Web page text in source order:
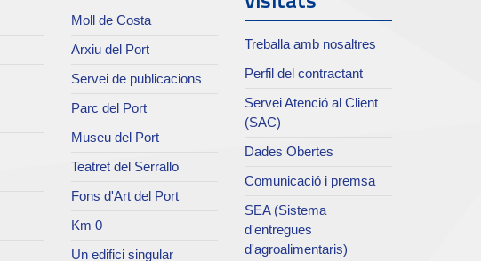
Moll de Costa
Arxiu del Port
Servei de publicacions
Parc del Port
Museu del Port
Teatret del Serrallo
Fons d'Art del Port
Km 0
Un edifici singular
Treballa amb nosaltres
Perfil del contractant
Servei Atenció al Client
(SAC)
Dades Obertes
Comunicació i premsa
SEA (Sistema
d'entregues
d'agroalimentaris)